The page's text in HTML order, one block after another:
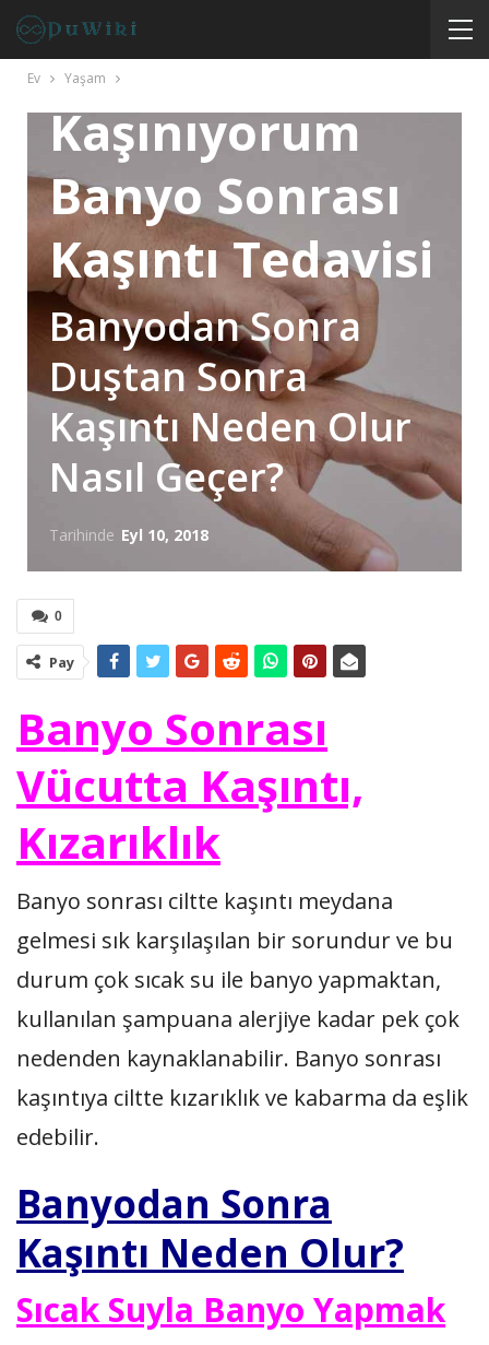
Ev Yaşam
Sonra
Kaşınıyorum
Banyo Sonrası
Kaşıntı Tedavisi
Banyodan Sonra
Duştan Sonra
Kaşıntı Neden Olur
Nasıl Geçer?
Tarihinde Eyl 10, 2018
0
Pay
Banyo Sonrası
Vücutta Kaşıntı,
Kızarıklık
Banyo sonrası ciltte kaşıntı meydana
gelmesi sık karşılaşılan bir sorundur ve bu
durum çok sıcak su ile banyo yapmaktan,
kullanılan şampuana alerjiye kadar pek çok
nedenden kaynaklanabilir. Banyo sonrası
kaşıntıya ciltte kızarıklık ve kabarma da eşlik
edebilir.
Banyodan Sonra
Kaşıntı Neden Olur?
Sıcak Suyla Banyo Yapmak